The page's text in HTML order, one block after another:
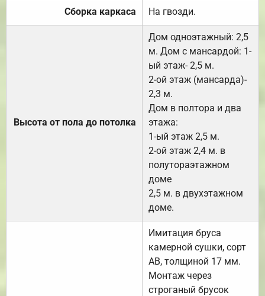
Сборка каркаса На гвозди.
Высота от пола до потолка
Дом одноэтажный: 2,5
м. Дом с мансардой: 1-
ый этаж- 2,5 м.
2-ой этаж (мансарда)-
2,3 м.
Дом в полтора и два
этажа:
1-ый этаж 2,5 м.
2-ой этаж 2,4 м. в
полутораэтажном
доме
2,5 м. в двухэтажном
доме.
Имитация бруса
камерной сушки, сорт
АВ, толщиной 17 мм.
Монтаж через
строганый брусок